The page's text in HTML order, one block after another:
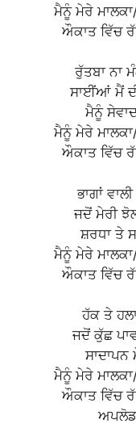
ਮੈਨੂੰ ਮੇਰੇ
ਔਕਾਤ ਵਿੱਚ
ਰੁੱਤਬਾ ਨਾ
ਸਾਈਂਆਂ ਮੈਂ
ਮੈਨੂੰ
ਮੈਨੂੰ ਮੇਰੇ
ਔਕਾਤ ਵਿੱਚ
ਭਾਗਾਂ
ਜਦੋਂ ਮੇਰੀ
ਸ਼ਰਧਾ ਤੇ
ਮੈਨੂੰ ਮੇਰੇ
ਔਕਾਤ ਵਿੱਚ
ਹੱਕ ਤੇ
ਜਦੋਂ ਕੁੱਛ
ਸਾਦਾਪਨ
ਮੈਨੂੰ ਮੇਰੇ
ਔਕਾਤ ਵਿੱਚ